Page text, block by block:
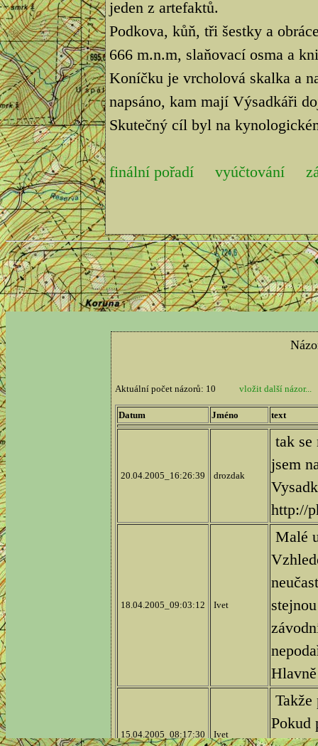
jeden z artefaktů.
Podkova, kůň, tři šestky a
666 m.n.m, slaňovací osma a
Koníčku je vrcholová skalka a
napsáno, kam mají Výsadkáři
Skutečný cíl byl na
finální pořadí vyúčtování